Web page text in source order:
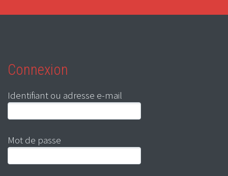
Connexion
Identifiant ou adresse e-mail
Mot de passe